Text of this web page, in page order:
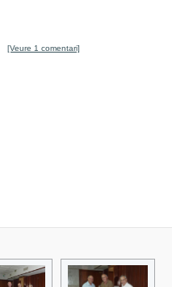
[Veure 1 comentari]